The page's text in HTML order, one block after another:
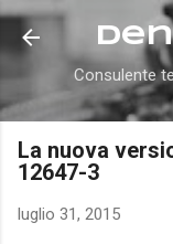
Consulente
La nuova
12647-3
luglio 31, 2015